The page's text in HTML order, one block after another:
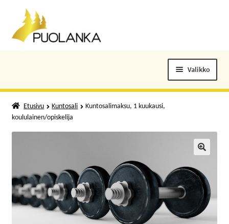
Siirry
navigointiin
Siirry
sisältöön
Valikko
ELOKUVALIPUT
TAPAHTUMAT
KANSALAISOPISTO
KIRJASTO
Etusivu Kuntosali
Kuntosalimaksu, 1 kuukausi,
koululainen/opiskelija